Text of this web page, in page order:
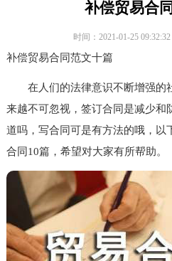
补偿贸易合
时间：2021-01-25 09:32:32
补偿贸易合同范文十篇
在人们的法律意识不断增强的
来越不可忽视，签订合同是减少和
道吗，写合同可是有方法的哦，以
合同10篇，希望对大家有所帮助。